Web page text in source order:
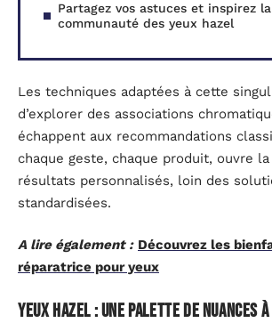
Partagez vos astuces et inspirez la
communauté des yeux hazel
Les techniques adaptées à cette
d’explorer des associations
échappent aux recommandations
chaque geste, chaque produit, ouvre
résultats personnalisés, loin des
standardisées.
A lire également : Découvrez les
réparatrice pour yeux
Yeux hazel : une palette de nuances